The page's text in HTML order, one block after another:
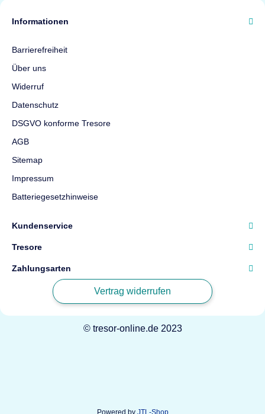
Informationen
Barrierefreiheit
Über uns
Widerruf
Datenschutz
DSGVO konforme Tresore
AGB
Sitemap
Impressum
Batteriegesetzhinweise
Kundenservice
Tresore
Zahlungsarten
Vertrag widerrufen
© tresor-online.de 2023
Powered by JTL-Shop